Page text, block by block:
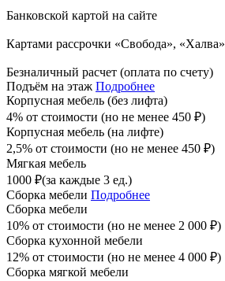
Банковской картой на сайте
Картами рассрочки «Свобода», «Халва»
Безналичный расчет (оплата по счету)
Подъём на этаж Подробнее
Корпусная мебель (без лифта)
4% от стоимости (но не менее 450 ₽)
Корпусная мебель (на лифте)
2,5% от стоимости (но не менее 450 ₽)
Мягкая мебель
1000 ₽(за каждые 3 ед.)
Сборка мебели Подробнее
Сборка мебели
10% от стоимости (но не менее 2 000 ₽)
Сборка кухонной мебели
12% от стоимости (но не менее 4 000 ₽)
Сборка мягкой мебели